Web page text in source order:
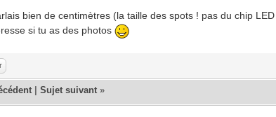
bien de centimètres (la taille des spots ! pas du chip LED
si tu as des photos
|Sujet suivant »